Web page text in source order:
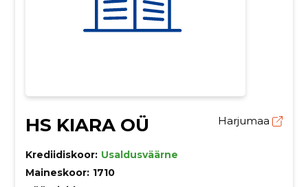
HS KIARA OÜ Harjumaa
Krediidiskoor: Usaldusväärne
Maineskoor: 1710